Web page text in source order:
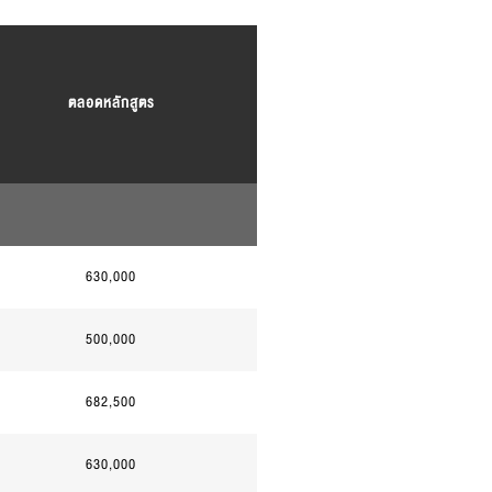
ตลอดหลักสูตร
630,000
500,000
682,500
630,000